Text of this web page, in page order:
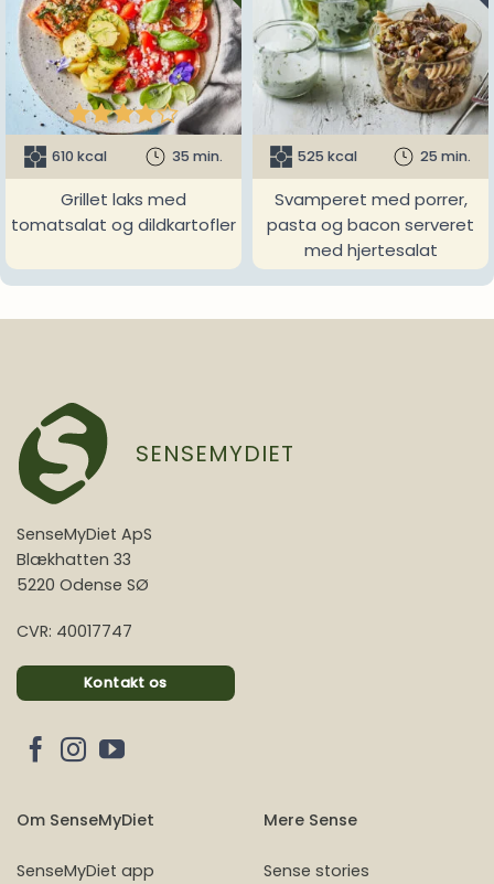

610 kcal 35 min.
Grillet laks med
tomatsalat og dildkartofler
525 kcal 25 min.
Svamperet med porrer,
pasta og bacon serveret
med hjertesalat
SENSEMYDIET
SenseMyDiet ApS
Blækhatten 33
5220 Odense SØ
CVR: 40017747
Kontakt os
Om SenseMyDiet
SenseMyDiet app
Mere Sense
Sense stories